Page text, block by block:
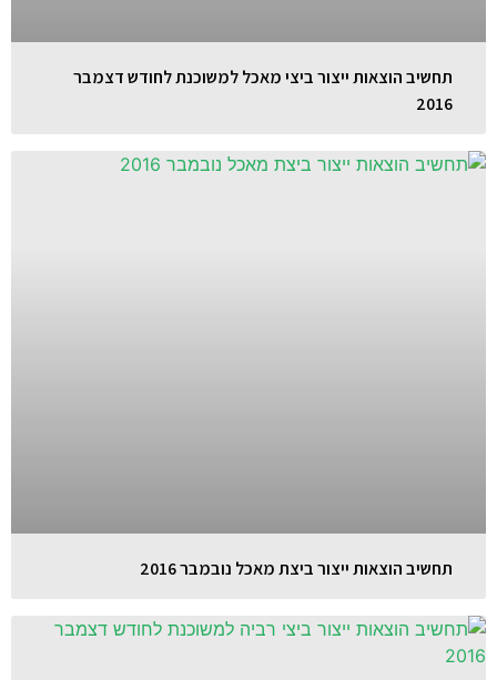
תחשיב הוצאות ייצור ביצי מאכל למשוכנת לחודש דצמבר
2016
תחשיב הוצאות ייצור ביצת מאכל נובמבר 2016